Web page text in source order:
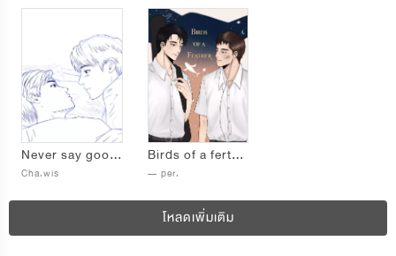
Never say goodbye.
Cha.wis
Birds of a ferther
— per.
โหลดเพิ่มเติม